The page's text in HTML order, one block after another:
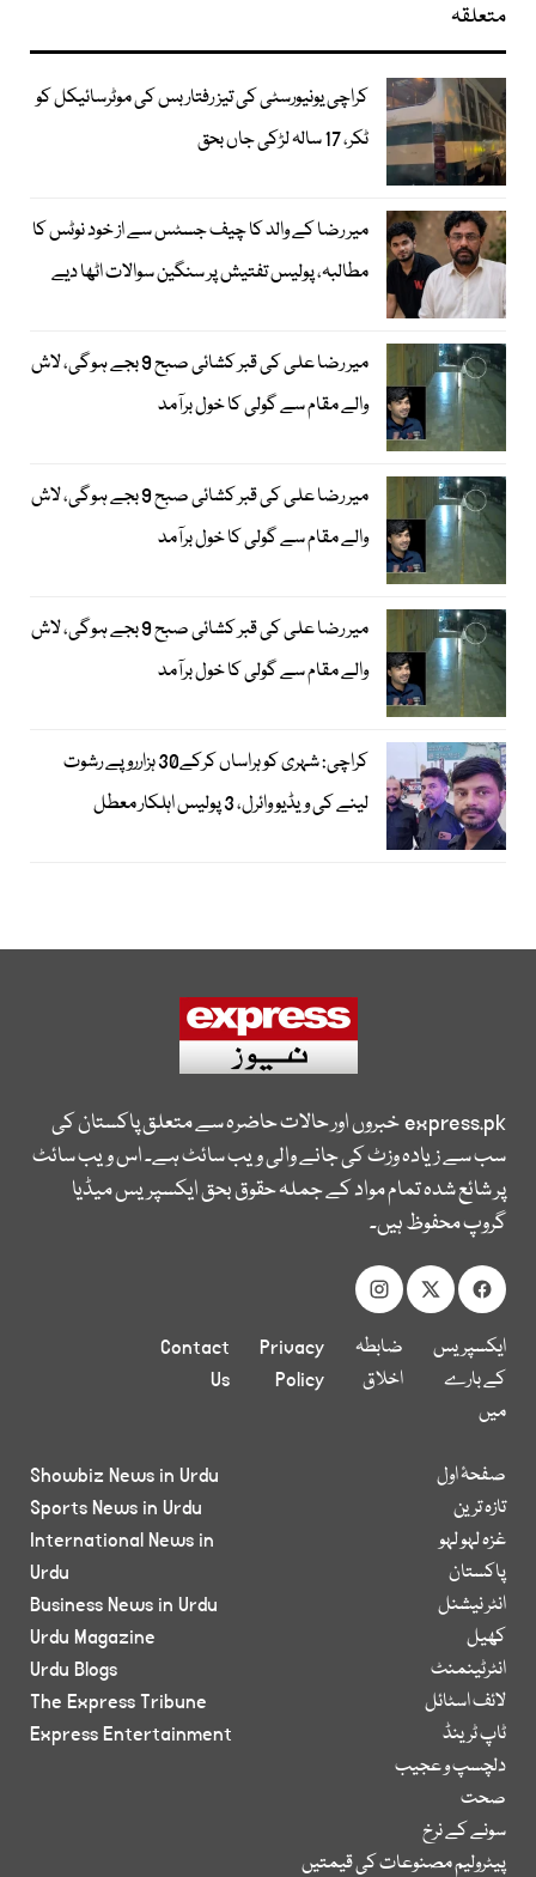
متعلقہ
کراچی یونیورسٹی کی تیز رفتار بس کی موٹرسائیکل کو
ٹکر، 17 سالہ لڑکی جاں بحق
میر رضا کے والد کا چیف جسٹس سے از خود نوٹس کا
مطالبہ، پولیس تفتیش پر سنگین سوالات اٹھا دیے
میر رضا علی کی قبر کشائی صبح 9 بجے ہوگی، لاش
والے مقام سے گولی کا خول برآمد
میر رضا علی کی قبر کشائی صبح 9 بجے ہوگی، لاش
والے مقام سے گولی کا خول برآمد
میر رضا علی کی قبر کشائی صبح 9 بجے ہوگی، لاش
والے مقام سے گولی کا خول برآمد
کراچی: شہری کو ہراساں کرکے30 ہزارروپے رشوت
لینے کی ویڈیو وائرل، 3 پولیس اہلکار معطل
express.pkخبروں اور حالات حاضرہ سے متعلق پاکستان کی
سب سے زیادہ وزٹ کی جانے والی ویب سائٹ ہے۔ اس ویب سائٹ
پر شائع شدہ تمام مواد کے جملہ حقوق بحق ایکسپریس میڈیا
گروپ محفوظ ہیں۔
ایکسپریس
کے بارے
میں
ضابطہ
اخلاق
Privacy
Policy
Contact
Us
صفحۂ اول
تازہ ترین
غزہ لہو لہو
پاکستان
انٹر نیشنل
کھیل
انٹرٹینمنٹ
لائف اسٹائل
ٹاپ ٹرینڈ
دلچسپ و عجیب
صحت
سونے کے نرخ
پیٹرولیم مصنوعات کی قیمتیں
Showbiz News in Urdu
Sports News in Urdu
International News in
Urdu
Business News in Urdu
Urdu Magazine
Urdu Blogs
The Express Tribune
Express Entertainment